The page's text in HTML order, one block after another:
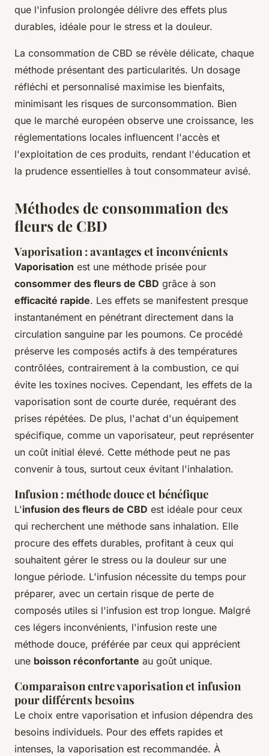
que l'infusion prolongée délivre des effets plus
durables, idéale pour le stress et la douleur.
La consommation de CBD se révèle délicate, chaque
méthode présentant des particularités. Un dosage
réfléchi et personnalisé maximise les bienfaits,
minimisant les risques de surconsommation. Bien
que le marché européen observe une croissance, les
réglementations locales influencent l'accès et
l'exploitation de ces produits, rendant l'éducation et
la prudence essentielles à tout consommateur avisé.
Méthodes de consommation des
fleurs de CBD
Vaporisation : avantages et inconvénients
Vaporisation est une méthode prisée pour
consommer des fleurs de CBD grâce à son
efficacité rapide. Les effets se manifestent presque
instantanément en pénétrant directement dans la
circulation sanguine par les poumons. Ce procédé
préserve les composés actifs à des températures
contrôlées, contrairement à la combustion, ce qui
évite les toxines nocives. Cependant, les effets de la
vaporisation sont de courte durée, requérant des
prises répétées. De plus, l'achat d'un équipement
spécifique, comme un vaporisateur, peut représenter
un coût initial élevé. Cette méthode peut ne pas
convenir à tous, surtout ceux évitant l'inhalation.
Infusion : méthode douce et bénéfique
L'infusion des fleurs de CBD est idéale pour ceux
qui recherchent une méthode sans inhalation. Elle
procure des effets durables, profitant à ceux qui
souhaitent gérer le stress ou la douleur sur une
longue période. L'infusion nécessite du temps pour
préparer, avec un certain risque de perte de
composés utiles si l'infusion est trop longue. Malgré
ces légers inconvénients, l'infusion reste une
méthode douce, préférée par ceux qui apprécient
une boisson réconfortante au goût unique.
Comparaison entre vaporisation et infusion
pour différents besoins
Le choix entre vaporisation et infusion dépendra des
besoins individuels. Pour des effets rapides et
intenses, la vaporisation est recommandée. À